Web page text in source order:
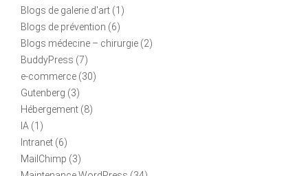
Blogs de galerie d'art (1)
Blogs de prévention (6)
Blogs médecine – chirurgie (2)
BuddyPress (7)
e-commerce (30)
Gutenberg (3)
Hébergement (8)
IA (1)
Intranet (6)
MailChimp (3)